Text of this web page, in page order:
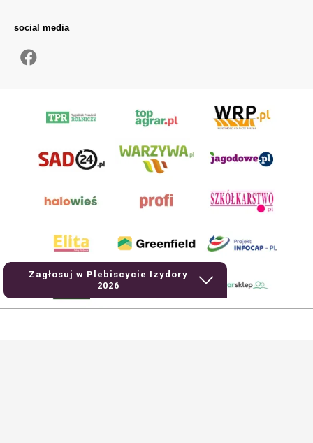
Zagłosuj w Plebiscycie Izydory
2026
social media